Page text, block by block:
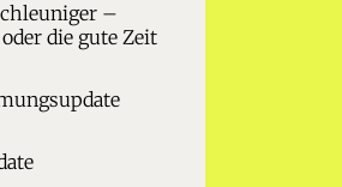
–
die gute Zeit